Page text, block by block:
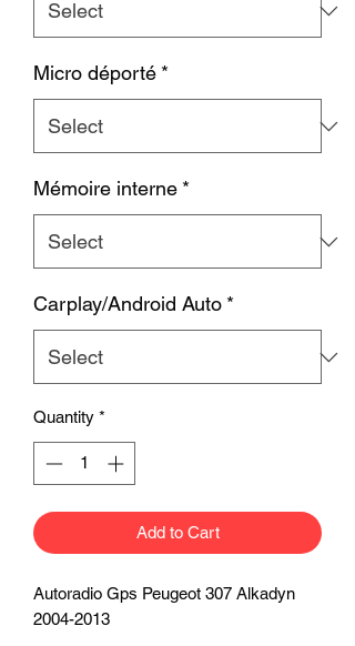
Micro déporté *
Mémoire interne *
Carplay/Android Auto *
Quantity *
Add to Cart
Autoradio Gps Peugeot 307 Alkadyn
2004-2013